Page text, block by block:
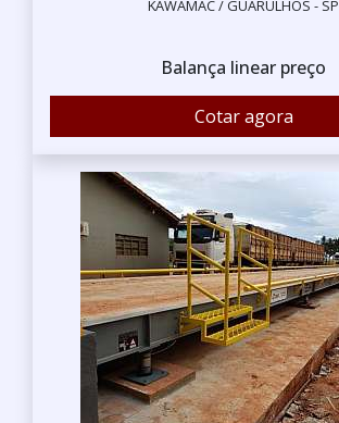
KAWAMAC / GUARULHOS - SP
Balança linear preço
Cotar agora